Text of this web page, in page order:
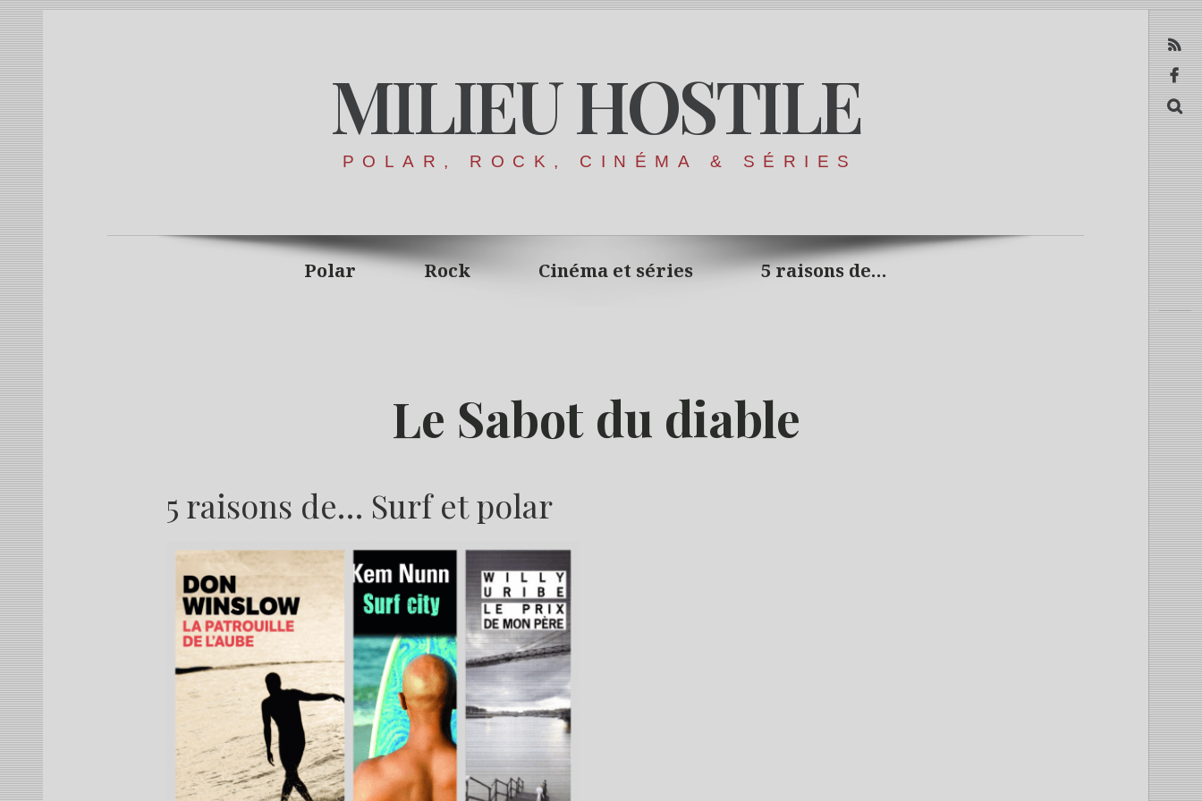
MILIEU HOSTILE
POLAR, ROCK, CINÉMA & SÉRIES
Polar Rock Cinéma et séries 5 raisons de…
Le Sabot du diable
5 raisons de… Surf et polar
M
RSS
Facebook
Recerca